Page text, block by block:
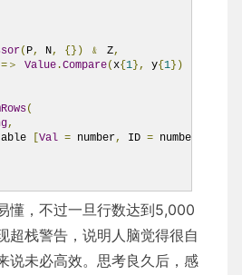
( P, N, {}) ﹠ Z,
＞ Value .Compare(x{1}, y{1})
(
,
[Val = number, ID = number
懂，不过一旦行数达到5,000
超栈警告，说明人脑觉得很自
说未必高效。思考良久后，感